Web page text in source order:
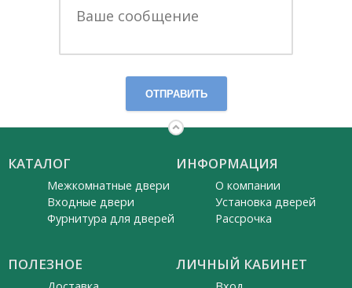
ОТПРАВИТЬ
КАТАЛОГ
Межкомнатные двери
Входные двери
Фурнитура для дверей
ПОЛЕЗНОЕ
ИНФОРМАЦИЯ
О компании
Установка дверей
Рассрочка
ЛИЧНЫЙ КАБИНЕТ